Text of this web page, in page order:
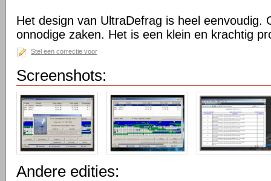
Het design van UltraDefrag is heel eenvoudig.
onnodige zaken. Het is een klein en krachtig
Stel een correctie voor
Screenshots:
Andere edities: